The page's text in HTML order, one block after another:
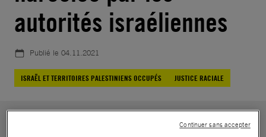
autorités israéliennes
Publié le 04.11.2021
ISRAËL ET TERRITOIRES PALESTINIENS OCCUPÉS JUSTICE RACIALE
Jusqu'au 22.01.2022
Continuer sans accepter